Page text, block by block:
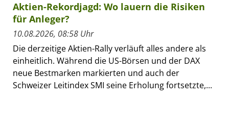
Aktien-Rekordjagd: Wo lauern die Risiken
für Anleger?
10.08.2026, 08:58 Uhr
Die derzeitige Aktien-Rally verläuft alles andere als
einheitlich. Während die US-Börsen und der DAX
neue Bestmarken markierten und auch der
Schweizer Leitindex SMI seine Erholung fortsetzte,...